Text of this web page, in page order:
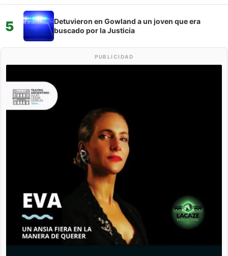
5
Detuvieron en Gowland a un joven que era
buscado por la Justicia
PUBLICIDAD